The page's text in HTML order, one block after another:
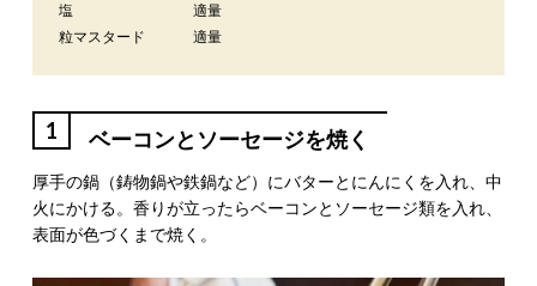
塩
適量
粒マスタード
適量
1 ベーコンとソーセージを焼く
厚手の鍋（鋳物鍋や鉄鍋など）にバターとにんにくを入れ、中
火にかける。香りが立ったらベーコンとソーセージ類を入れ、
表面が色づくまで焼く。